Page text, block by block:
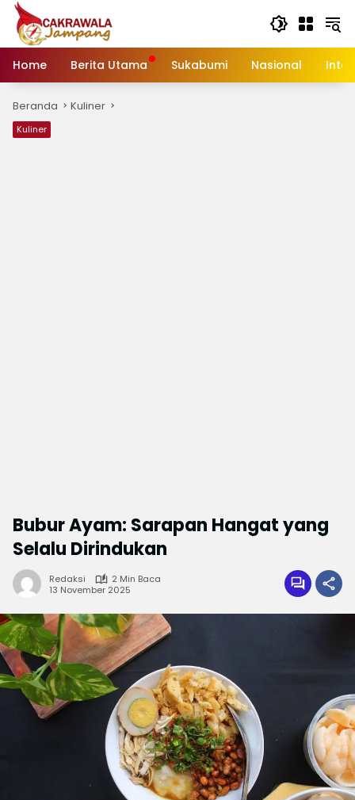
Langsung
konten
Home
Berita Utama Sukabumi Nasional
Beranda Kuliner
Kuliner
Bubur Ayam: Sarapan Hangat yang
Selalu Dirindukan
Redaksi
2 Min Baca
13 November 2025